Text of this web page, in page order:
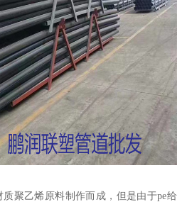
聚乙烯原料制作而成，但是由于pe给